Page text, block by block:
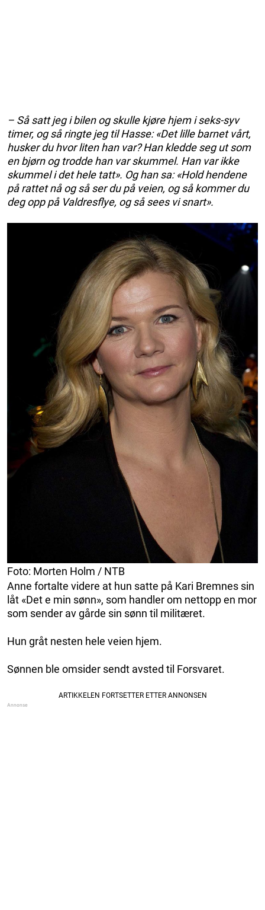
– Så satt jeg i bilen og skulle kjøre hjem i seks-syv
timer, og så ringte jeg til Hasse: «Det lille barnet vårt,
husker du hvor liten han var? Han kledde seg ut som
en bjørn og trodde han var skummel. Han var ikke
skummel i det hele tatt». Og han sa: «Hold hendene
på rattet nå og så ser du på veien, og så kommer du
deg opp på Valdresflye, og så sees vi snart».
Foto: Morten Holm / NTB
Anne fortalte videre at hun satte på Kari Bremnes sin
låt «Det e min sønn», som handler om nettopp en mor
som sender av gårde sin sønn til militæret.
Hun gråt nesten hele veien hjem.
Sønnen ble omsider sendt avsted til Forsvaret.